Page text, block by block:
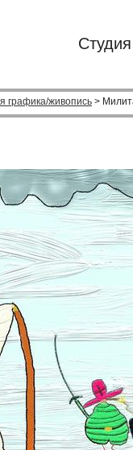
графика/живопись >